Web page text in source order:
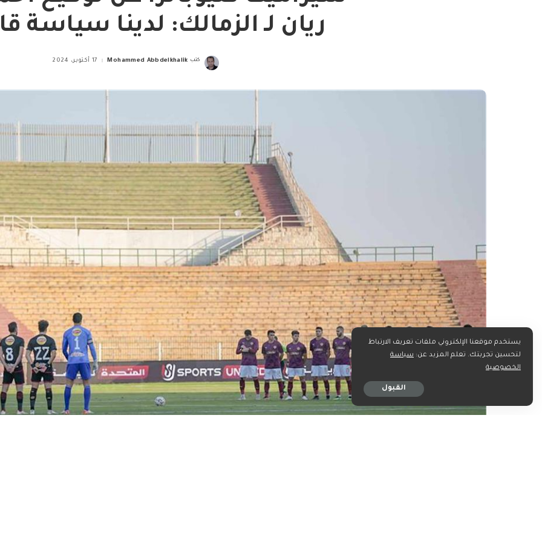
ريان لـ الزمالك: لدينا سياسة
Posted
كتب Mohammed Abbdelkhalik 17 أكتوبر، 2024
يستخدم موقعنا الإلكتروني ملفات تعريف الارتباط
لتحسين تجربتك. تعلم المزيد عن: سياسة
الخصوصية
القبول